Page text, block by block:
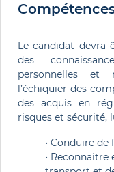
Le candidat
des
personnelles et
l’échiquier des
des acquis en
risques et
• Conduire
•